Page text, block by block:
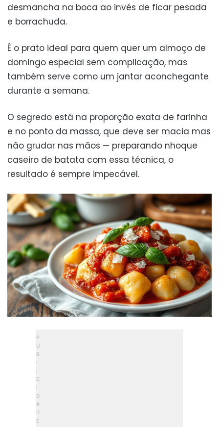
desmancha na boca ao invés de ficar pesada
e borrachuda.
É o prato ideal para quem quer um almoço de
domingo especial sem complicação, mas
também serve como um jantar aconchegante
durante a semana.
O segredo está na proporção exata de farinha
e no ponto da massa, que deve ser macia mas
não grudar nas mãos — preparando nhoque
caseiro de batata com essa técnica, o
resultado é sempre impecável.